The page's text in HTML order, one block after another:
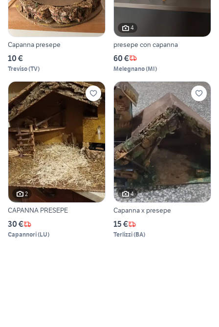
Capanna presepe
10 €
Treviso(TV)
4
presepe con capanna
60 €
Melegnano(MI)
2
CAPANNA PRESEPE
30 €
Capannori(LU)
4
Capanna x presepe
15 €
Terlizzi(BA)